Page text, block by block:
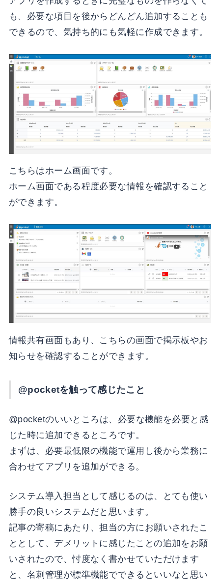
も、必要な項目を後からどんどん追加することも
できるので、気持ち的にも気軽に作成できます。
こちらはホーム画面です。
ホーム画面である程度必要な情報を確認すること
ができます。
情報共有画面もあり、こちらの画面で掲示板やお
知らせを確認することができます。
@pocketを触って感じたこと
@pocketのいいところは、必要な機能を必要と感
じた時に追加できるところです。
まずは、必要最低限の機能で運用し後から業務に
合わせてアプリを追加ができる。
システム導入担当として感じるのは、とても使い
勝手の良いシステムだと思います。
記事の寄稿にあたり、担当の方にお願いされたこ
ととして、デメリットに感じたことの追加をお願
いされたので、忖度なく書かせていただけます
と、名刺管理が標準機能でできるといいなと思い